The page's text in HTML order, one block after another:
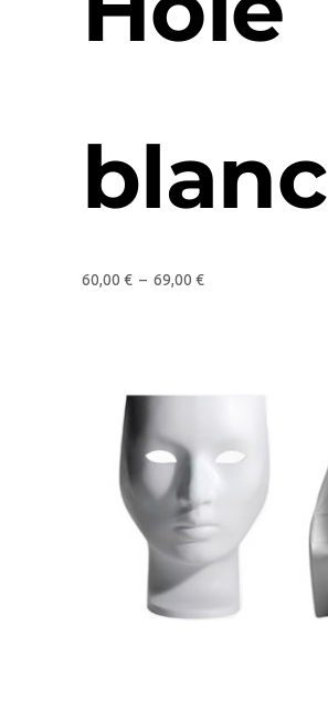
blanc
60,00 € – 69,00 €